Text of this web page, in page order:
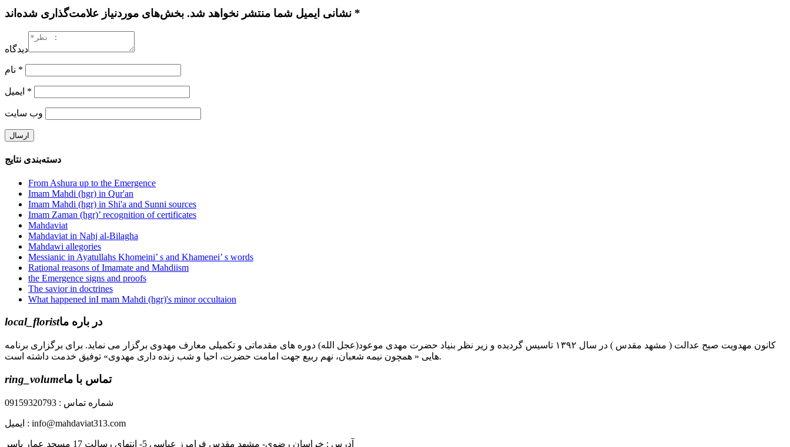
نشانی ایمیل شما منتشر نخواهد شد. بخش‌های موردنیاز علامت‌گذاری شده‌اند *
دیدگاه
*
*
وب‌ سایت
دسته‌بندی نتایج
From Ashura up to the Emergence
Imam Mahdi (hgr) in Qur'an
Imam Mahdi (hgr) in Shi'a and Sunni sources
Imam Zaman (hgr)’ recognition of certificates
Mahdaviat
Mahdaviat in Nahj al-Bilagha
Mahdawi allegories
Messianic in Ayatullahs Khomeini’ s and Khamenei’ s words
Rational reasons of Imamate and Mahdiism
the Emergence signs and proofs
The savior in doctrines
What happened inI mam Mahdi (hgr)'s minor occultaion
local_floristدر باره ما
کانون مهدویت صبح عدالت ( مشهد مقدس ) در سال ۱۳۹۲ تاسیس گردیده و زیر نظر بنیاد حضرت مهدی موعود(عجل الله) دوره های مقدماتی و تکمیلی معارف مهدوی برگزار می نماید. برای برگزاری برنامه
هایی « همچون نیمه شعبان، نهم ربیع جهت امامت حضرت، احیا و شب زنده داری مهدوی» توفیق خدمت داشته است.
ring_volumeتماس با ما
شماره تماس : 09159320793
ایمیل : info@mahdaviat313.com
آدرس : خراسان رضوی- مشهد مقدس فرامرز عباسی 5- انتهای رسالت 17 مسجد عمار یاسر